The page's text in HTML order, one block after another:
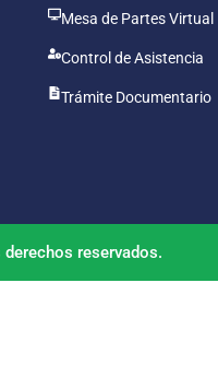
Mesa de Partes Virtual
Control de Asistencia
Trámite Documentario
reservados.